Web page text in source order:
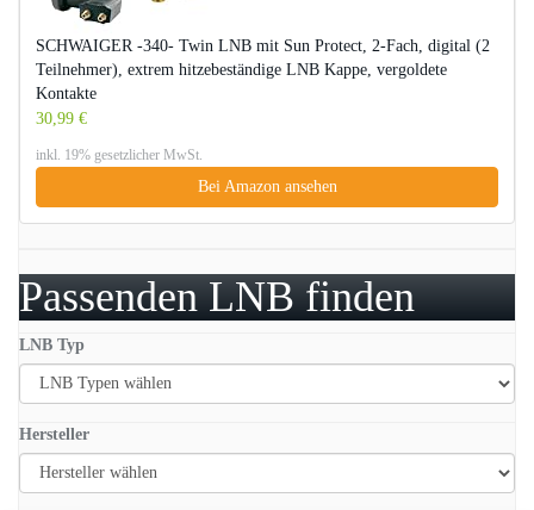
SCHWAIGER -340- Twin LNB mit Sun Protect, 2-Fach, digital (2
Teilnehmer), extrem hitzebeständige LNB Kappe, vergoldete
Kontakte
30,99 €
inkl. 19% gesetzlicher MwSt.
Bei Amazon ansehen
Passenden LNB finden
LNB Typ
Hersteller